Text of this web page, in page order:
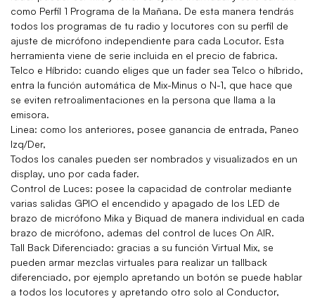
como Perfil 1 Programa de la Mañana. De esta manera tendrás
todos los programas de tu radio y locutores con su perfil de
ajuste de micrófono independiente para cada Locutor. Esta
herramienta viene de serie incluida en el precio de fabrica.
Telco e Híbrido: cuando eliges que un fader sea Telco o híbrido,
entra la función automática de Mix-Minus o N-1, que hace que
se eviten retroalimentaciones en la persona que llama a la
emisora.
Linea: como los anteriores, posee ganancia de entrada, Paneo
Izq/Der,
Todos los canales pueden ser nombrados y visualizados en un
display, uno por cada fader.
Control de Luces: posee la capacidad de controlar mediante
varias salidas GPIO el encendido y apagado de los LED de
brazo de micrófono Mika y Biquad de manera individual en cada
brazo de micrófono, ademas del control de luces On AIR.
Tall Back Diferenciado: gracias a su función Virtual Mix, se
pueden armar mezclas virtuales para realizar un tallback
diferenciado, por ejemplo apretando un botón se puede hablar
a todos los locutores y apretando otro solo al Conductor,